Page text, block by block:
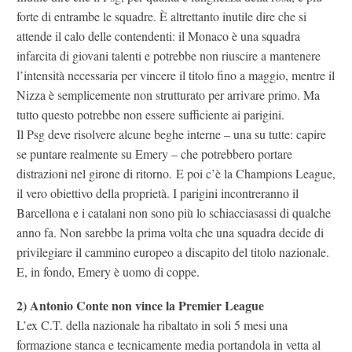
forte di entrambe le squadre. È altrettanto inutile dire che si
attende il calo delle contendenti: il Monaco è una squadra
infarcita di giovani talenti e potrebbe non riuscire a mantenere
l’intensità necessaria per vincere il titolo fino a maggio, mentre il
Nizza è semplicemente non strutturato per arrivare primo. Ma
tutto questo potrebbe non essere sufficiente ai parigini.
Il Psg deve risolvere alcune beghe interne – una su tutte: capire
se puntare realmente su Emery – che potrebbero portare
distrazioni nel girone di ritorno. E poi c’è la Champions League,
il vero obiettivo della proprietà. I parigini incontreranno il
Barcellona e i catalani non sono più lo schiacciasassi di qualche
anno fa. Non sarebbe la prima volta che una squadra decide di
privilegiare il cammino europeo a discapito del titolo nazionale.
E, in fondo, Emery è uomo di coppe.
2) Antonio Conte non vince la Premier League
L’ex C.T. della nazionale ha ribaltato in soli 5 mesi una
formazione stanca e tecnicamente media portandola in vetta al